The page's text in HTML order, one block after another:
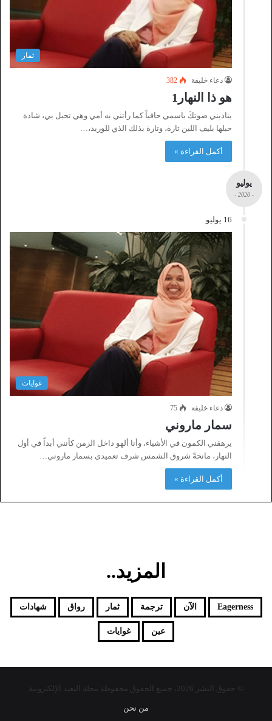
ثمار
دعاء خليفة 382
هو ذا النهار1
يناديني صوتكَ باسمي حافياً كما رأتني به أمي وهي تحبل بي، شادة
حبلها بليف اللين تارة، وتارة بذلك الذي للوريد،…
أكمل القراءة »
يوليو
- 2020 -
16 يوليو
غوايات
دعاء خليفة 75
سمار ماروني
يرهقني الكمون في الأشياء، وأنا ألهو داخل الزمن كأنني أبداً في أول
النهار، مانحةً شروق الشمس شرف تعميدي بسمار ماروني…
أكمل القراءة »
المزيد..
Eagerness الآن ترجمة ثمار رواق شهادات
عين غوايات
© حقوق النشر 2026، جميع الحقوق محفوظة مجلة البعيد الإلكترونية
من نحن